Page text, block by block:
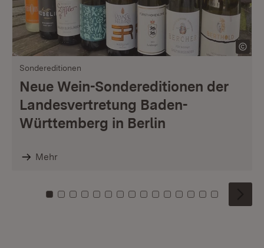
Sondereditionen
Neue Wein-Sondereditionen der
Landesvertretung Baden-
Württemberg in Berlin
Mehr
Zu Kachel: 0
Zu Kachel: 1
Zu Kachel: 2
Zu Kachel: 3
Zu Kachel: 4
Zu Kachel: 5
Zu Kachel: 6
Zu Kachel: 7
Zu Kachel: 8
Zu Kachel: 9
Zu Kachel: 10
Zu Kachel: 11
Zu Kachel: 12
Zu Kachel:
Zu